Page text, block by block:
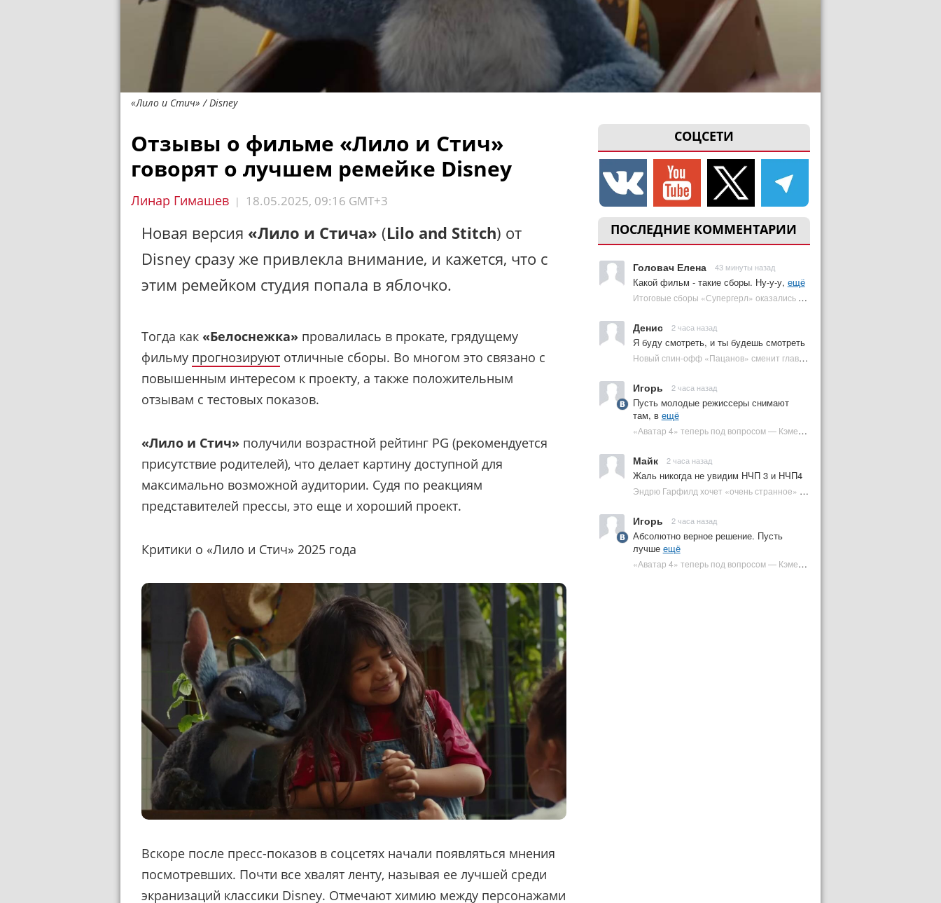
«Лило и Стич» / Disney
СОЦСЕТИ
ПОСЛЕДНИЕ КОММЕНТАРИИ
Головач Елена 43 минуты назад
Какой фильм - такие сборы. Ну-у-у, ещё
Итоговые сборы «Супергерл» оказались худшими для DC за два десятилетия | Plugged In Ru
Денис 2 часа назад
Я буду смотреть, и ты будешь смотреть
Новый спин-офф «Пацанов» сменит главного героя | Plugged In Ru
Игорь 2 часа назад
Пусть молодые режиссеры снимают
там, в ещё
«Аватар 4» теперь под вопросом — Кэмерон решил отойти от продолжения | Plugged In Ru
Майк 2 часа назад
Жаль никогда не увидим НЧП 3 и НЧП4
Эндрю Гарфилд хочет «очень странное» возвращение Человека-паука в MCU | Plugged In Ru
Игорь 2 часа назад
Абсолютно верное решение. Пусть
лучше ещё
«Аватар 4» теперь под вопросом — Кэмерон решил отойти от продолжения | Plugged In Ru
Отзывы о фильме «Лило и Стич»
говорят о лучшем ремейке Disney
Линар Гимашев | 18.05.2025, 09:16 GMT+3
Новая версия «Лило и Стича» (Lilo and Stitch) от
Disney сразу же привлекла внимание, и кажется, что с
этим ремейком студия попала в яблочко.
Тогда как «Белоснежка» провалилась в прокате, грядущему
фильму прогнозируют отличные сборы. Во многом это связано с
повышенным интересом к проекту, а также положительным
отзывам с тестовых показов.
«Лило и Стич» получили возрастной рейтинг PG (рекомендуется
присутствие родителей), что делает картину доступной для
максимально возможной аудитории. Судя по реакциям
представителей прессы, это еще и хороший проект.
Критики о «Лило и Стич» 2025 года
Вскоре после пресс-показов в соцсетях начали появляться мнения
посмотревших. Почти все хвалят ленту, называя ее лучшей среди
экранизаций классики Disney. Отмечают химию между персонажами